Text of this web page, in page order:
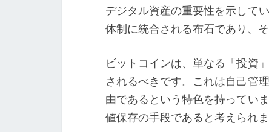
デジタル資産の重要性を示して
体制に統合される布石であり、
ビットコインは、単なる「投資
されるべきです。これは自己管
由であるという特色を持ってい
値保存の手段であると考えられま